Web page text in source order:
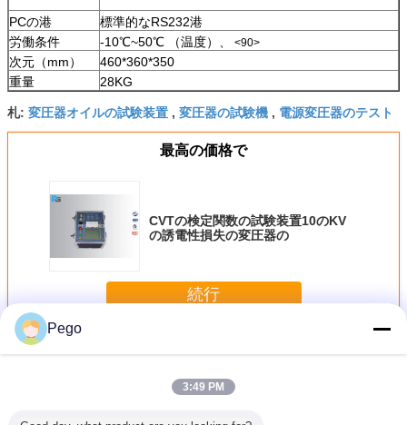
PCの港
標準的なRS232港
労働条件
-10℃~50℃ （温度）、 <90>
次元（mm）
460*360*350
重量
28KG
札: 変圧器オイルの試験装置 , 変圧器の試験機 , 電源変圧器のテスト
最高の価格で
CVTの検定関数の試験装置10のKV
の誘電性損失の変圧器の
続行
多く変圧器の試験装置
Pego
3:49 PM